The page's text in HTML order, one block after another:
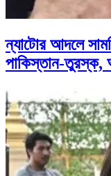
ন্যাটোর আদলে
পাকিস্তান-